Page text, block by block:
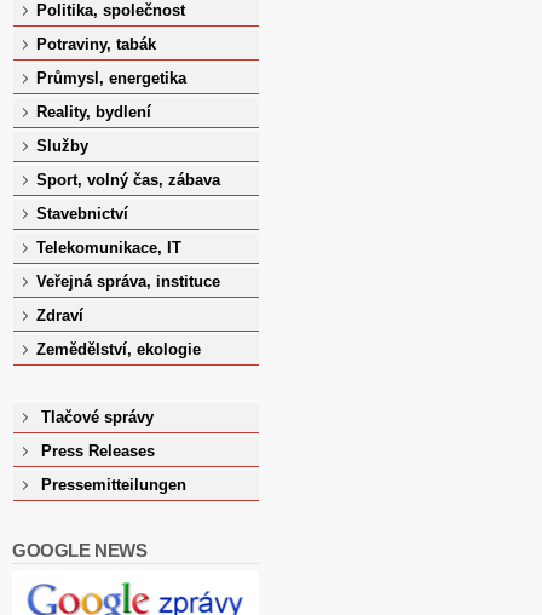
Politika, společnost
Potraviny, tabák
Průmysl, energetika
Reality, bydlení
Služby
Sport, volný čas, zábava
Stavebnictví
Telekomunikace, IT
Veřejná správa, instituce
Zdraví
Zemědělství, ekologie
Tlačové správy
Press Releases
Pressemitteilungen
GOOGLE NEWS